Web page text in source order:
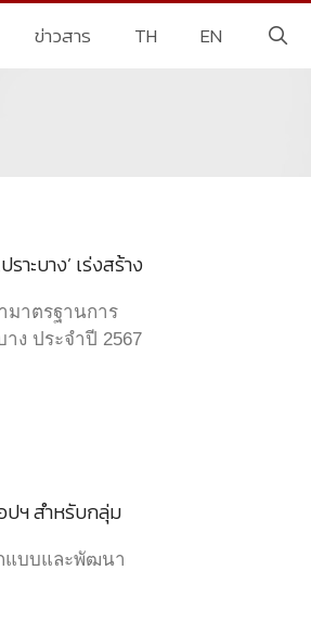
ข่าวสาร TH EN
ะบาง’ เร่งสร้าง
มาตรฐานการ
ง ประจำปี 2567
ปฯ สำหรับกลุ่ม
แบบและพัฒนา